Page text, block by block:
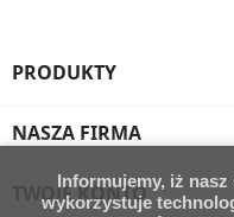
PRODUKTY
NASZA FIRMA
TWOJE KONTO
Informujemy, iż
wykorzystuje